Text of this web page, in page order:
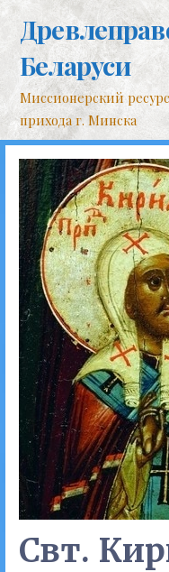
контенту
Беларуси
Миссионерский
прихода г. Минска
Свт.